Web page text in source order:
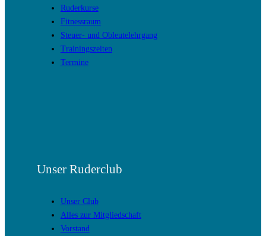
Ruderkurse
Fitnessraum
Steuer- und Obleutelehrgang
Trainingszeiten
Termine
Unser Ruderclub
Unser Club
Alles zur Mitgliedschaft
Vorstand